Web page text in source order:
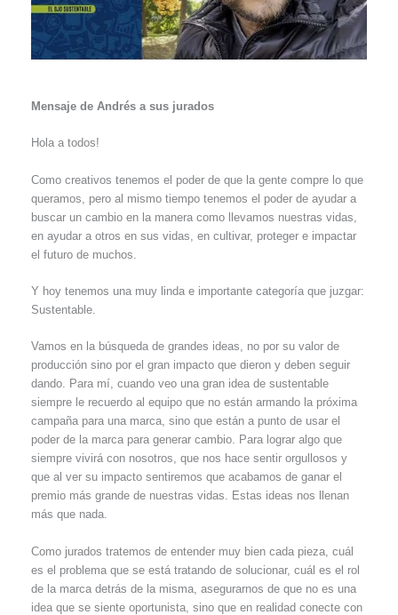
Mensaje de Andrés a sus jurados
Hola a todos!
Como creativos tenemos el poder de que la gente compre lo que
queramos, pero al mismo tiempo tenemos el poder de ayudar a
buscar un cambio en la manera como llevamos nuestras vidas,
en ayudar a otros en sus vidas, en cultivar, proteger e impactar
el futuro de muchos.
Y hoy tenemos una muy linda e importante categoría que juzgar:
Sustentable.
Vamos en la búsqueda de grandes ideas, no por su valor de
producción sino por el gran impacto que dieron y deben seguir
dando. Para mí, cuando veo una gran idea de sustentable
siempre le recuerdo al equipo que no están armando la próxima
campaña para una marca, sino que están a punto de usar el
poder de la marca para generar cambio. Para lograr algo que
siempre vivirá con nosotros, que nos hace sentir orgullosos y
que al ver su impacto sentiremos que acabamos de ganar el
premio más grande de nuestras vidas. Estas ideas nos llenan
más que nada.
Como jurados tratemos de entender muy bien cada pieza, cuál
es el problema que se está tratando de solucionar, cuál es el rol
de la marca detrás de la misma, asegurarnos de que no es una
idea que se siente oportunista, sino que en realidad conecte con